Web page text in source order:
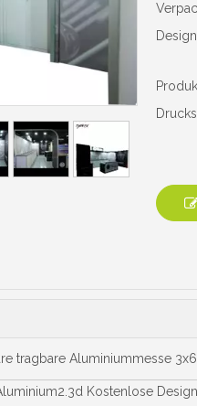
tragbare Aluminiummesse
Kostenlose